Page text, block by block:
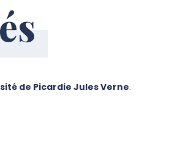
de Picardie Jules Verne.